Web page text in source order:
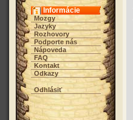
Informácie
Mozgy
Jazyky
Rozhovory
Podporte nás
Nápoveda
FAQ
Kontakt
Odkazy
Odhlásiť